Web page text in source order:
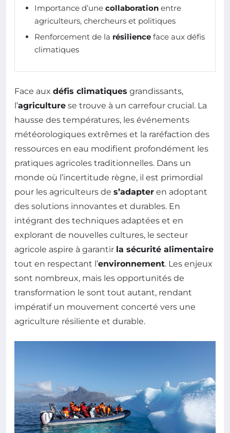
Importance d’une collaboration entre
agriculteurs, chercheurs et politiques
Renforcement de la résilience face aux défis
climatiques
Face aux défis climatiques grandissants,
l’agriculture se trouve à un carrefour crucial. La
hausse des températures, les événements
météorologiques extrêmes et la raréfaction des
ressources en eau modifient profondément les
pratiques agricoles traditionnelles. Dans un
monde où l’incertitude règne, il est primordial
pour les agriculteurs de s’adapter en adoptant
des solutions innovantes et durables. En
intégrant des techniques adaptées et en
explorant de nouvelles cultures, le secteur
agricole aspire à garantir la sécurité alimentaire
tout en respectant l’environnement. Les enjeux
sont nombreux, mais les opportunités de
transformation le sont tout autant, rendant
impératif un mouvement concerté vers une
agriculture résiliente et durable.